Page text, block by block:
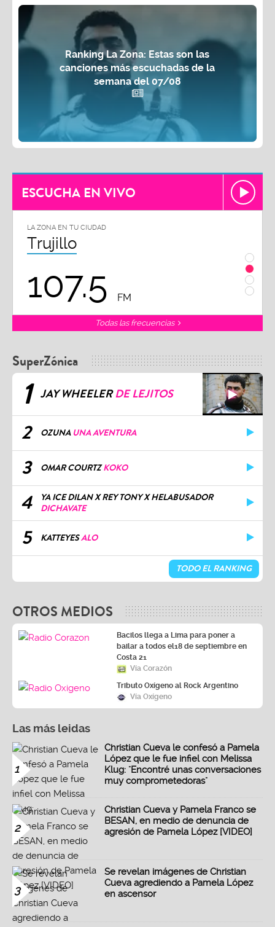
Ranking La Zona: Estas son las
canciones más escuchadas de la
semana del 07/08
ESCUCHA EN VIVO
LA ZONA EN TU CIUDAD
Trujillo
107.5 FM
Todas las frecuencias
SuperZónica
1 JAY WHEELERDE LEJITOS
2 OZUNA UNA AVENTURA
3 OMAR COURTZKOKO
4
YA ICE DILAN X REY TONY X HELABUSADOR
DICHAVATE
5 KATTEYESALO
TODO EL RANKING
OTROS MEDIOS
Bacilos llega a Lima para poner a
bailar a todos el18 de septiembre en
Costa 21
Vía Corazón
Tributo Oxígeno al Rock Argentino
Vía Oxígeno
Las más leidas
1
Christian Cueva le confesó a Pamela
López que le fue infiel con Melissa
Klug: "Encontré unas conversaciones
muy comprometedoras"
2
Christian Cueva y Pamela Franco se
BESAN, en medio de denuncia de
agresión de Pamela López [VIDEO]
3
Se revelan imágenes de Christian
Cueva agrediendo a Pamela López
en ascensor